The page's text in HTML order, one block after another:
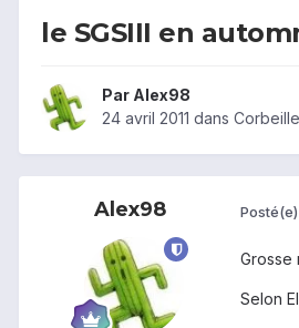
le SGSIII en
Par Alex98
24 avril 2011 dans Corbeille
Alex98 Posté(e)
Grosse
Selon